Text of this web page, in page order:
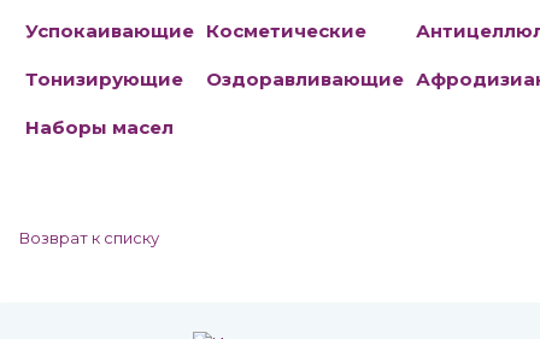
Успокаивающие Косметические
Тонизирующие Оздоравливающие
Наборы масел
Возврат к списку